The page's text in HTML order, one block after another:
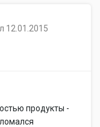
12.01.2015
продукты -